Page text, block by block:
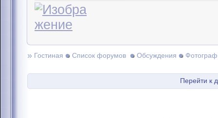
» Гостиная Список форумов Обсуждения
Перейти к